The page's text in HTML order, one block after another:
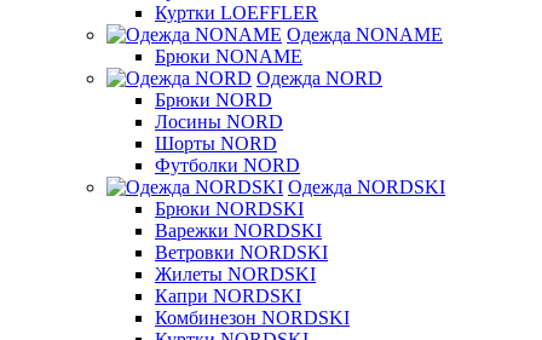
Куртки LOEFFLER
Одежда NONAME
Брюки NONAME
Одежда NORD
Брюки NORD
Лосины NORD
Шорты NORD
Футболки NORD
Одежда NORDSKI
Брюки NORDSKI
Варежки NORDSKI
Ветровки NORDSKI
Жилеты NORDSKI
Капри NORDSKI
Комбинезон NORDSKI